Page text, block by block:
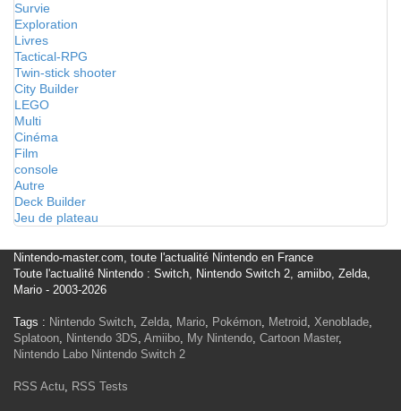
Survie
Exploration
Livres
Tactical-RPG
Twin-stick shooter
City Builder
LEGO
Multi
Cinéma
Film
console
Autre
Deck Builder
Jeu de plateau
Nintendo-master.com, toute l'actualité Nintendo en France
Toute l'actualité Nintendo : Switch, Nintendo Switch 2, amiibo, Zelda,
Mario - 2003-2026
Tags : Nintendo Switch, Zelda, Mario, Pokémon, Metroid, Xenoblade,
Splatoon, Nintendo 3DS, Amiibo, My Nintendo, Cartoon Master,
Nintendo Labo Nintendo Switch 2
RSS Actu, RSS Tests